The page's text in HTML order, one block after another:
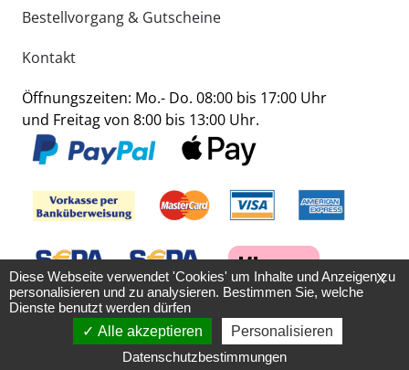
Bestellvorgang & Gutscheine
Kontakt
Öffnungszeiten: Mo.- Do. 08:00 bis 17:00 Uhr
und Freitag von 8:00 bis 13:00 Uhr.
X
Diese Webseite verwendet 'Cookies' um Inhalte und Anzeigen zu
personalisieren und zu analysieren. Bestimmen Sie, welche
Dienste benutzt werden dürfen
Alle akzeptieren
Personalisieren
Datenschutzbestimmungen